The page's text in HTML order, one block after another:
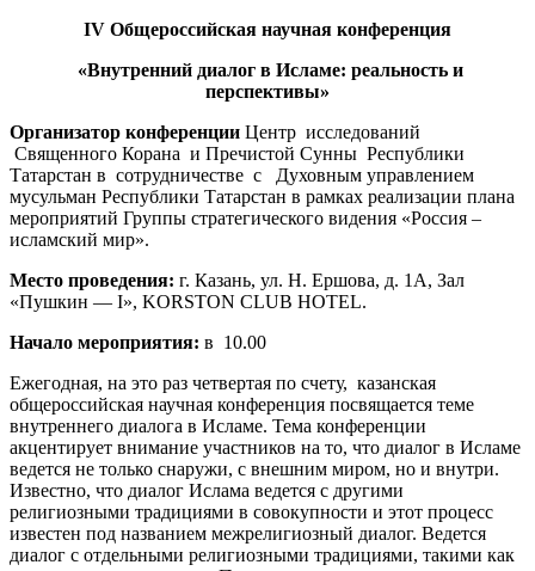
IV Общероссийская научная конференция
«Внутренний диалог в Исламе: реальность и
перспективы»
Организатор конференции Центр исследований
Священного Корана и Пречистой Сунны Республики
Татарстан в сотрудничестве с Духовным управлением
мусульман Республики Татарстан в рамках реализации плана
мероприятий Группы стратегического видения «Россия –
исламский мир».
Место проведения: г. Казань, ул. Н. Ершова, д. 1А, Зал
«Пушкин — I», KORSTON CLUB HOTEL.
Начало мероприятия: в 10.00
Ежегодная, на это раз четвертая по счету, казанская
общероссийская научная конференция посвящается теме
внутреннего диалога в Исламе. Тема конференции
акцентирует внимание участников на то, что диалог в Исламе
ведется не только снаружи, с внешним миром, но и внутри.
Известно, что диалог Ислама ведется с другими
религиозными традициями в совокупности и этот процесс
известен под названием межрелигиозный диалог. Ведется
диалог с отдельными религиозными традициями, такими как